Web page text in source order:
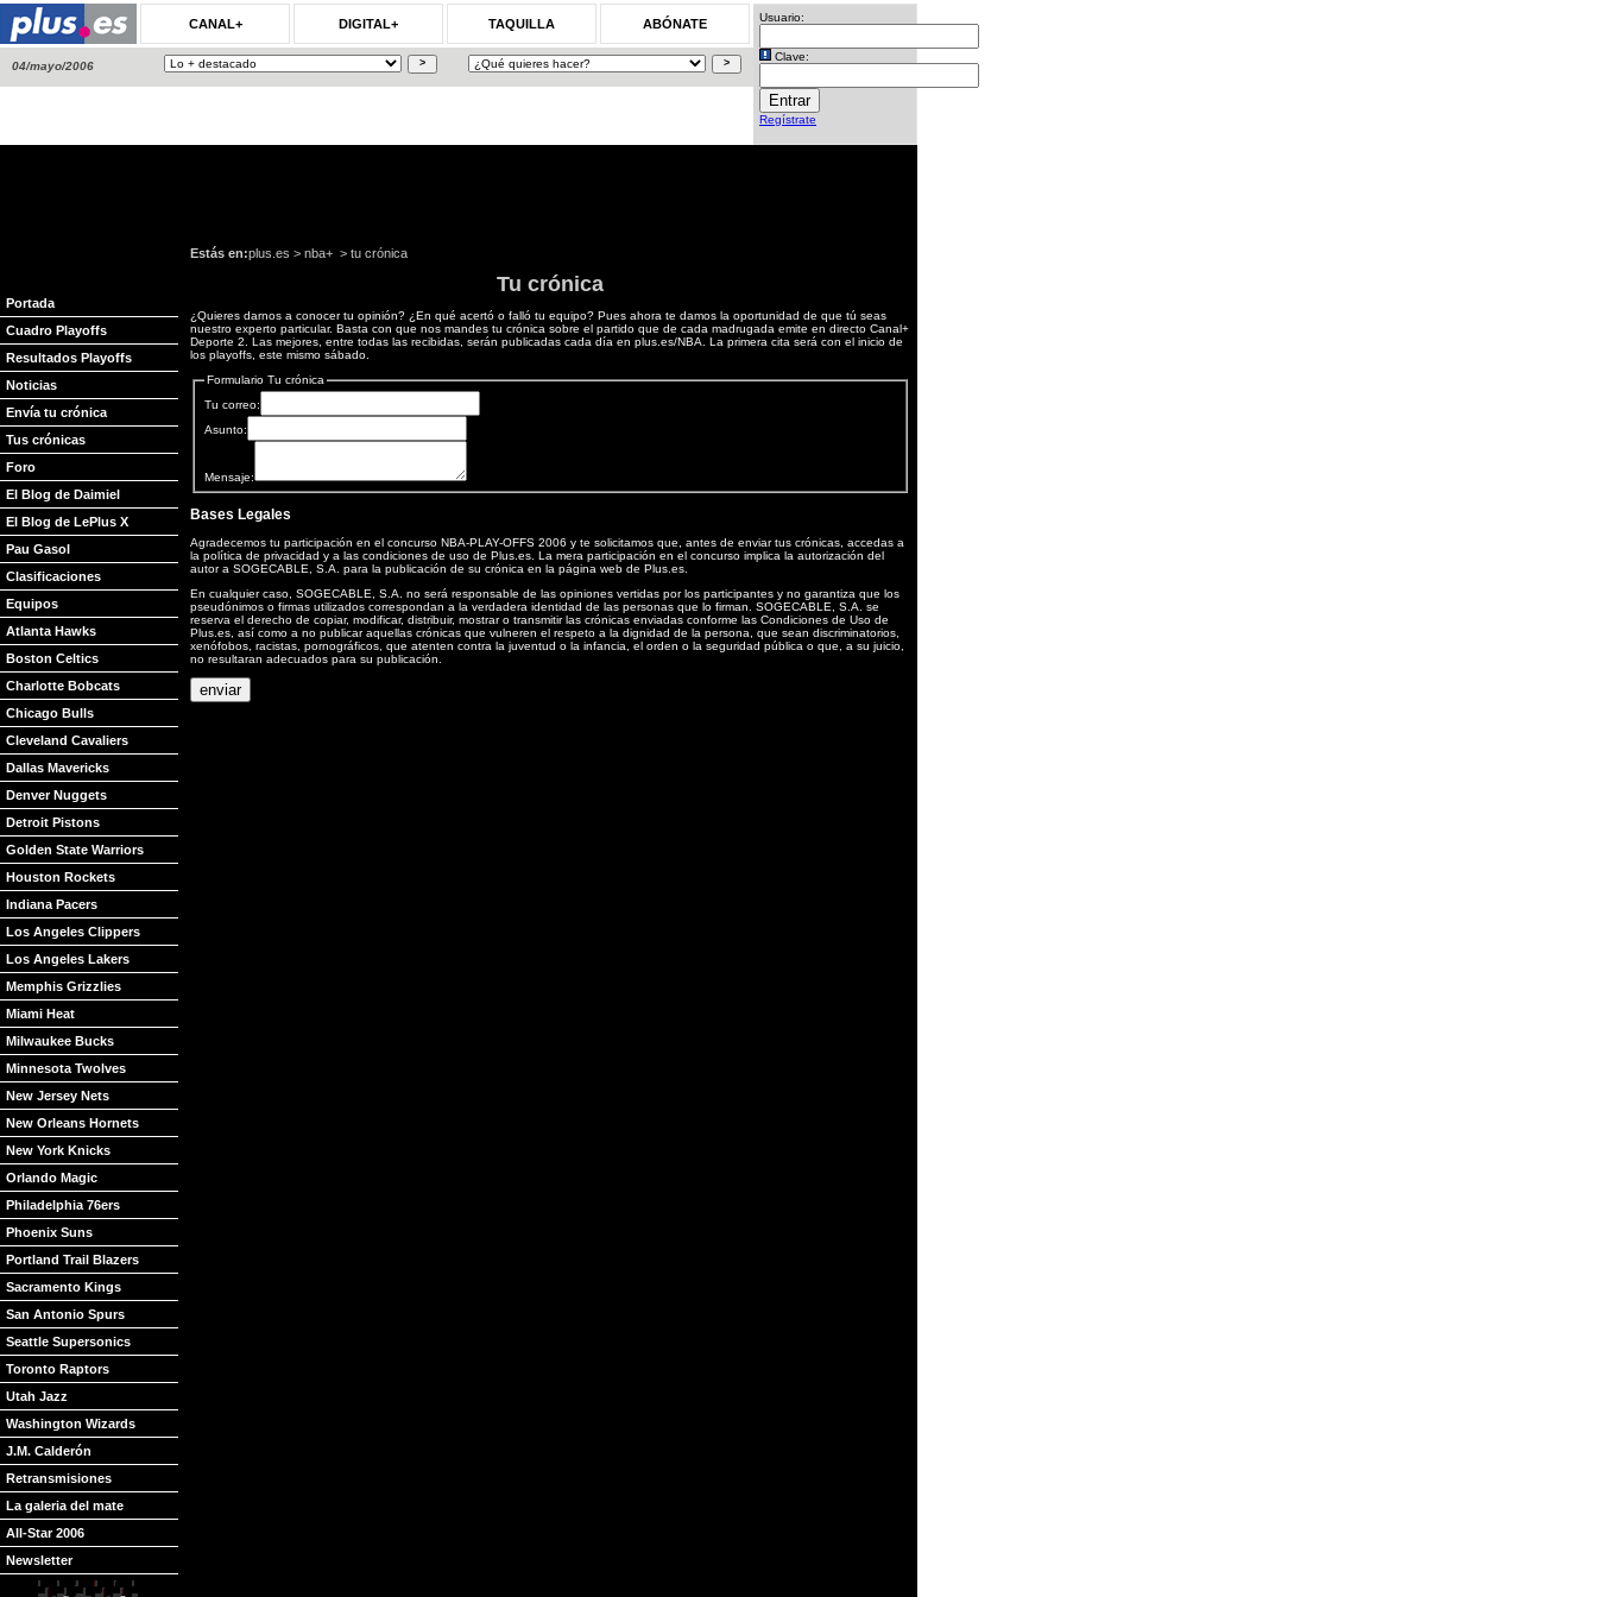
CANAL+ DIGITAL+ TAQUILLA ABÓNATE
04/mayo/2006
Usuario:
Clave:
Regístrate
Portada
Cuadro Playoffs
Resultados Playoffs
Noticias
Envía tu crónica
Tus crónicas
Foro
El Blog de Daimiel
El Blog de LePlus X
Pau Gasol
Clasificaciones
Equipos
Atlanta Hawks
Boston Celtics
Charlotte Bobcats
Chicago Bulls
Cleveland Cavaliers
Dallas Mavericks
Denver Nuggets
Detroit Pistons
Golden State Warriors
Houston Rockets
Indiana Pacers
Los Angeles Clippers
Los Angeles Lakers
Memphis Grizzlies
Miami Heat
Milwaukee Bucks
Minnesota Twolves
New Jersey Nets
New Orleans Hornets
New York Knicks
Orlando Magic
Philadelphia 76ers
Phoenix Suns
Portland Trail Blazers
Sacramento Kings
San Antonio Spurs
Seattle Supersonics
Toronto Raptors
Utah Jazz
Washington Wizards
J.M. Calderón
Retransmisiones
La galeria del mate
All-Star 2006
Newsletter
Estás en:plus.es > nba+ > tu crónica
Tu crónica
¿Quieres darnos a conocer tu opinión? ¿En qué acertó o falló tu equipo? Pues ahora te damos la oportunidad de que tú seas
nuestro experto particular. Basta con que nos mandes tu crónica sobre el partido que de cada madrugada emite en directo Canal+
Deporte 2. Las mejores, entre todas las recibidas, serán publicadas cada día en plus.es/NBA. La primera cita será con el inicio de
los playoffs, este mismo sábado.
Formulario Tu crónica
Tu correo:
Asunto:
Mensaje:
Bases Legales
Agradecemos tu participación en el concurso NBA-PLAY-OFFS 2006 y te solicitamos que, antes de enviar tus crónicas, accedas a
la política de privacidad y a las condiciones de uso de Plus.es. La mera participación en el concurso implica la autorización del
autor a SOGECABLE, S.A. para la publicación de su crónica en la página web de Plus.es.
En cualquier caso, SOGECABLE, S.A. no será responsable de las opiniones vertidas por los participantes y no garantiza que los
pseudónimos o firmas utilizados correspondan a la verdadera identidad de las personas que lo firman. SOGECABLE, S.A. se
reserva el derecho de copiar, modificar, distribuir, mostrar o transmitir las crónicas enviadas conforme las Condiciones de Uso de
Plus.es, así como a no publicar aquellas crónicas que vulneren el respeto a la dignidad de la persona, que sean discriminatorios,
xenófobos, racistas, pornográficos, que atenten contra la juventud o la infancia, el orden o la seguridad pública o que, a su juicio,
no resultaran adecuados para su publicación.